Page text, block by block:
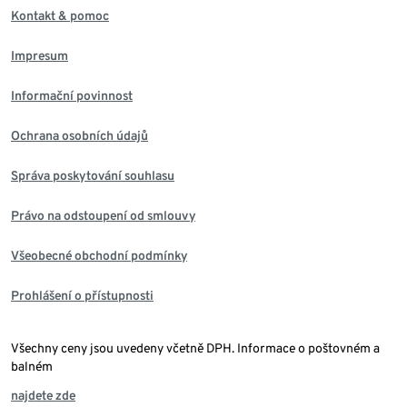
Kontakt & pomoc
Impresum
Informační povinnost
Ochrana osobních údajů
Správa poskytování souhlasu
Právo na odstoupení od smlouvy
Všeobecné obchodní podmínky
Prohlášení o přístupnosti
Všechny ceny jsou uvedeny včetně DPH. Informace o poštovném a
balném
najdete zde